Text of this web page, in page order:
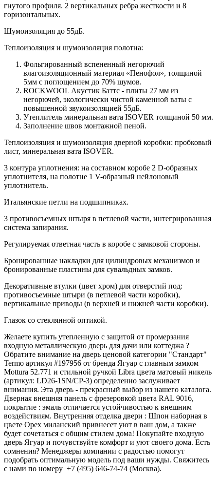
гнутого профиля. 2 вертикальных ребра жесткости и 8
горизонтальных.
Шумоизоляция до 55дБ.
Теплоизоляция и шумоизоляция полотна:
Фольгированный вспененный негорючий
влагоизоляционный материал «Пенофол», толщиной
5мм с поглощением до 70% шумов.
ROCKWOOL Акустик Баттс - плиты 27 мм из
негорючей, экологически чистой каменной ваты с
повышенной звукоизоляцией 55дБ.
Утеплитель минеральная вата ISOVER толщиной 50 мм.
Заполнение швов монтажной пеной.
Теплоизоляция и шумоизоляция дверной коробки: пробковый
лист, минеральная вата ISOVER.
3 контура уплотнения: на составном коробе 2 D-образных
уплотнителя, на полотне 1 V-образный нейлоновый
уплотнитель.
Итальянские петли на подшипниках.
3 противосъемных штыря в петлевой части, интегрированная
система запирания.
Регулируемая ответная часть в коробе с замковой стороны.
Бронированные накладки для цилиндровых механизмов и
бронированные пластины для сувальдных замков.
Декоративные втулки (цвет хром) для отверстий под:
противосъемные штыри (в петлевой части коробки),
вертикальные приводы (в верхней и нижней части коробки).
Глазок со стеклянной оптикой.
Желаете купить утепленную с защитой от промерзания
входную металлическую дверь для дачи или коттеджа ?
Обратите внимание на дверь ценовой категории "Стандарт"
Termo артикул #197956 от бренда Ягуар с главным замком
Mottura 52.771 и стильной ручкой Libra цвета матовый никель
(артикул: LD26-1SN/CP-3) определенно заслуживает
внимания. Эта дверь - прекрасный выбор из нашего каталога.
Дверная внешняя панель с фрезеровкой цвета RAL 9016,
покрытие : эмаль отличается устойчивостью к внешним
воздействиям. Внутренняя отделка двери : Шпон наборная в
цвете Орех миланский привнесет уют в ваш дом, а также
будет сочетаться с общим стилем дома! Покупайте входную
дверь Ягуар и почувствуйте комфорт и уют своего дома. Есть
сомнения? Менеджеры компании с радостью помогут
подобрать оптимальную модель под ваши нужды. Свяжитесь
с нами по номеру +7 (495) 646-74-74 (Москва).